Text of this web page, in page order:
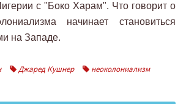
с "Боко Харам". Что говорит о
начинает становиться
на Западе.
Джаред Кушнер
неоколониализм